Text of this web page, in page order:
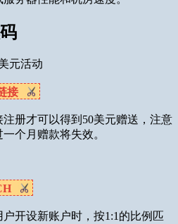
元活动
接
册才可以得到50美元赠送，注意
个月赠款将失效。
开设新账户时，按1:1的比例匹